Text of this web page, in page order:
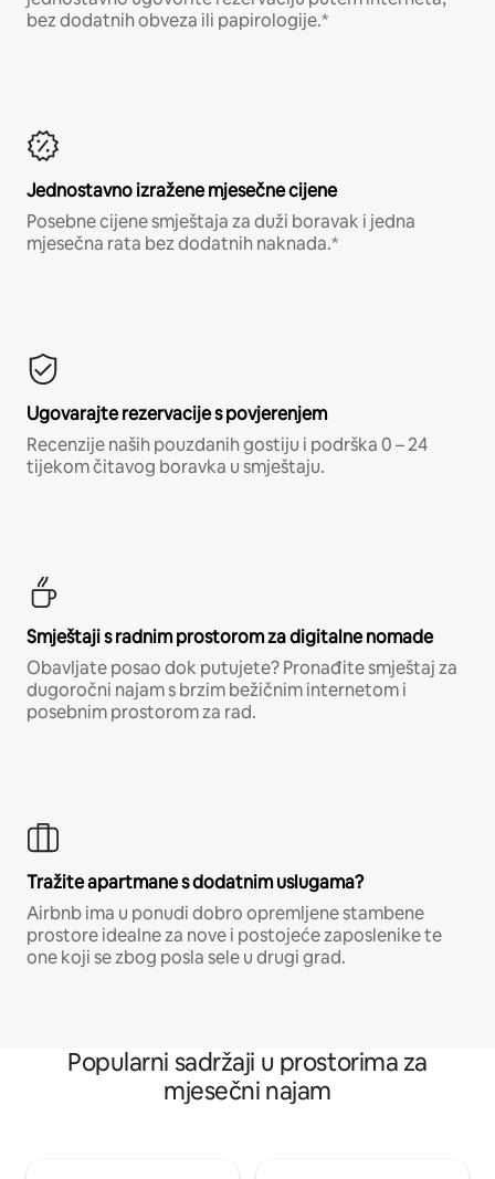
bez dodatnih obveza ili papirologije.*
Jednostavno izražene mjesečne cijene
Posebne cijene smještaja za duži boravak i jedna
mjesečna rata bez dodatnih naknada.*
Ugovarajte rezervacije s povjerenjem
Recenzije naših pouzdanih gostiju i podrška 0 – 24
tijekom čitavog boravka u smještaju.
Smještaji s radnim prostorom za digitalne nomade
Obavljate posao dok putujete? Pronađite smještaj za
dugoročni najam s brzim bežičnim internetom i
posebnim prostorom za rad.
Tražite apartmane s dodatnim uslugama?
Airbnb ima u ponudi dobro opremljene stambene
prostore idealne za nove i postojeće zaposlenike te
one koji se zbog posla sele u drugi grad.
Popularni sadržaji u prostorima za
mjesečni najam